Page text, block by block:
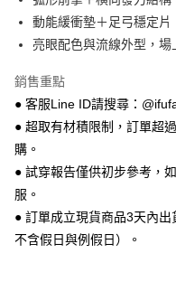
全盈+PAY
相關說明
【關於「AFTEE先享後付」】
AFTEE先享後付是「在收到商
１．簡單：不需註冊會員、不需
２．便利：只要手機號碼，簡
３．安心：先確認商品／服務後
【「AFTEE先享後付」結帳流程
１．於結帳方式選擇「AFTEE
ATM付款
運送方式
全家 取貨付款
每筆NT$70，滿NT$999(含
付款後 全家取貨
動能緩衝墊＋足弓穩定片
亮眼配色與流線外型，場
銷售重點
● 客服Line ID請搜尋：
● 超取有材積限制，訂單超
購。
● 試穿報告僅供初步參考，
服。
● 訂單成立現貨商品3天內
不含假日與例假日）。